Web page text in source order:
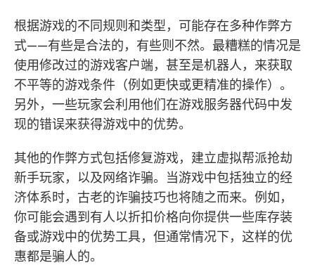
根据游戏的不同规则和类型，可能存在多种作弊方
式——有些是合法的，有些则不然。最糟糕的情况是
使用修改过的游戏客户端，甚至是机器人，来获取
不平等的游戏条件（例如更快或更精准的操作）。
另外，一些玩家会利用他们在游戏服务器代码中发
现的错误来获得游戏中的优势。
其他的作弊方式包括修复游戏，建立虚拟帮派抢劫
新手玩家，以及网络诈骗。当游戏中包括独立的经
济体系时，古老的诈骗技巧也将随之而来。例如，
你可能会遇到有人以折扣价格向你提供一些库存装
备或游戏中的优势工具，但通常情况下，这样的优
惠都是骗人的。